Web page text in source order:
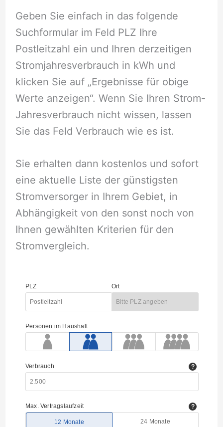
Geben Sie einfach in das folgende
Suchformular im Feld PLZ Ihre
Postleitzahl ein und Ihren derzeitigen
Stromjahresverbrauch in kWh und
klicken Sie auf „Ergebnisse für obige
Werte anzeigen“. Wenn Sie Ihren Strom-
Jahresverbrauch nicht wissen, lassen
Sie das Feld Verbrauch wie es ist.
Sie erhalten dann kostenlos und sofort
eine aktuelle Liste der günstigsten
Stromversorger in Ihrem Gebiet, in
Abhängigkeit von den sonst noch von
Ihnen gewählten Kriterien für den
Stromvergleich.